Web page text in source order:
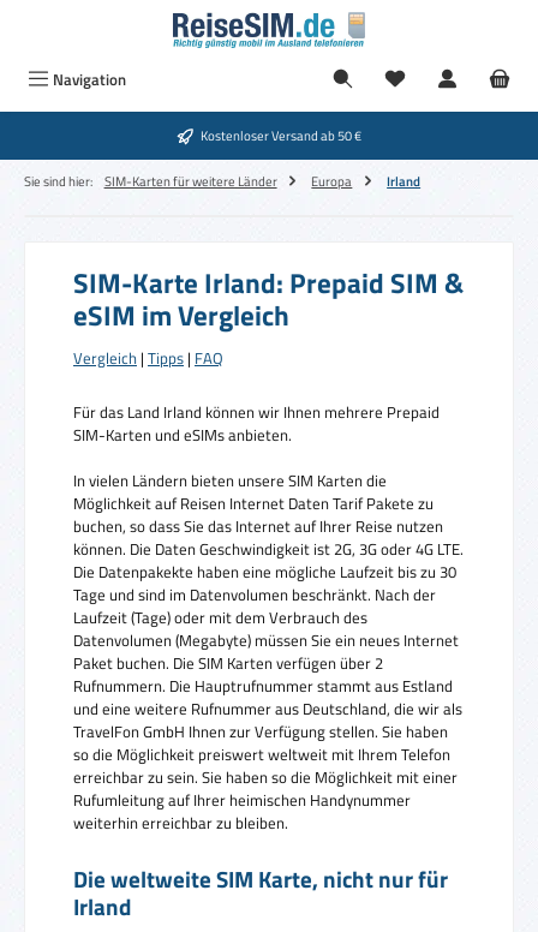
Zum Hauptinhalt springen
Navigation
Kostenloser Versand ab 50 €
Sie sind hier: SIM-Karten für weitere Länder Europa Irland
SIM-Karte Irland: Prepaid SIM &
eSIM im Vergleich
Vergleich | Tipps | FAQ
Für das Land Irland können wir Ihnen mehrere Prepaid
SIM-Karten und eSIMs anbieten.
In vielen Ländern bieten unsere SIM Karten die
Möglichkeit auf Reisen Internet Daten Tarif Pakete zu
buchen, so dass Sie das Internet auf Ihrer Reise nutzen
können. Die Daten Geschwindigkeit ist 2G, 3G oder 4G LTE.
Die Datenpakekte haben eine mögliche Laufzeit bis zu 30
Tage und sind im Datenvolumen beschränkt. Nach der
Laufzeit (Tage) oder mit dem Verbrauch des
Datenvolumen (Megabyte) müssen Sie ein neues Internet
Paket buchen. Die SIM Karten verfügen über 2
Rufnummern. Die Hauptrufnummer stammt aus Estland
und eine weitere Rufnummer aus Deutschland, die wir als
TravelFon GmbH Ihnen zur Verfügung stellen. Sie haben
so die Möglichkeit preiswert weltweit mit Ihrem Telefon
erreichbar zu sein. Sie haben so die Möglichkeit mit einer
Rufumleitung auf Ihrer heimischen Handynummer
weiterhin erreichbar zu bleiben.
Die weltweite SIM Karte, nicht nur für
Irland